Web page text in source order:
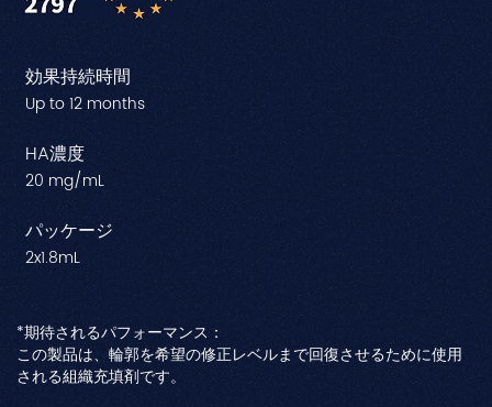
効果持続時間
Up to 12 months
HA濃度
20 mg/mL
パッケージ
2x1.8mL
*期待されるパフォーマンス：
この製品は、輪郭を希望の修正レベルまで回復させるために使用
される組織充填剤です。